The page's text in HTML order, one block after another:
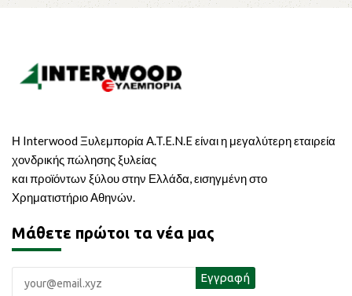
Η Interwood Ξυλεμπορία A.T.E.N.E είναι η μεγαλύτερη εταιρεία
χονδρικής πώλησης ξυλείας
και προϊόντων ξύλου στην Ελλάδα, εισηγμένη στο
Χρηματιστήριο Αθηνών.
Μάθετε πρώτοι τα νέα μας